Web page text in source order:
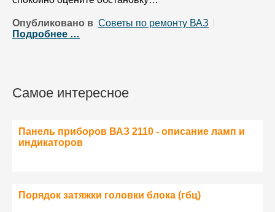
Опубликовано в Советы по ремонту ВАЗ
Подробнее …
Самое интересное
Панель приборов ВАЗ 2110 - описание ламп и
индикаторов
Порядок затяжки головки блока (гбц)